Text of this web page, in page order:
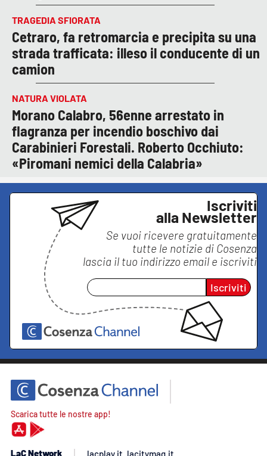
TRAGEDIA SFIORATA
Cetraro, fa retromarcia e precipita su una
strada trafficata: illeso il conducente di un
camion
NATURA VIOLATA
Morano Calabro, 56enne arrestato in
flagranza per incendio boschivo dai
Carabinieri Forestali. Roberto Occhiuto:
«Piromani nemici della Calabria»
Iscriviti
alla Newsletter
Se vuoi ricevere gratuitamente
tutte le notizie di Cosenza
lascia il tuo indirizzo email e iscriviti
Iscriviti
Scarica tutte le nostre app!
LaC Network lacplay.it lacitymag.it